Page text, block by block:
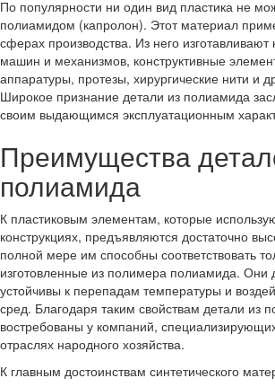
По популярности ни один вид пластика не
полиамидом (капролон). Этот материал
сферах производства. Из него
машин и механизмов, конструктивные
аппаратуры, протезы, хирургические нити и
Широкое признание детали из полиамида
своим выдающимся эксплуатационным
Преимущества
полиамида
К пластиковым элементам, которые
конструкциях, предъявляются достаточно
полной мере им способны соответствовать
изготовленные из полимера полиамида. Они
устойчивы к перепадам температуры и
сред. Благодаря таким свойствам детали из
востребованы у компаний,
отраслях народного хозяйства.
К главным достоинствам синтетического